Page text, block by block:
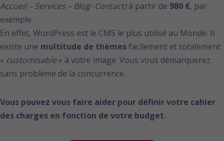
Accueil – Services – Blog- Contact)à partir de 980 €, par
exemple.
En effet, WordPress est le CMS le plus utilisé au Monde. Il
existe une multitude de thèmesfacilement et totalement
« customisable» à votre image. Vous vous démarquerez
sans problème de la concurrence.
Vous pouvez vous faire aider pour définir votre cahier
des charges en fonction de votre budget.